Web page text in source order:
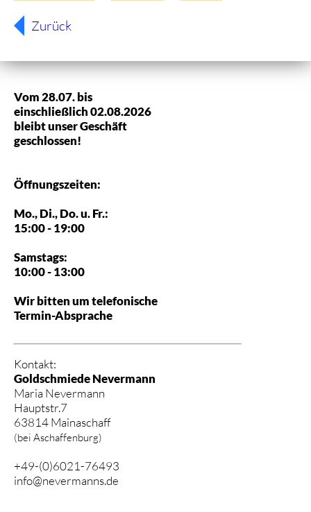
Zurück
Vom 28.07. bis
einschließlich 02.08.2026
bleibt unser Geschäft
geschlossen!
Öffnungszeiten:
Mo., Di., Do. u. Fr.:
15:00 - 19:00
Samstags:
10:00 - 13:00
Wir bitten um telefonische
Termin-Absprache
Kontakt:
Goldschmiede Nevermann
Maria Nevermann
Hauptstr.7
63814 Mainaschaff
(bei Aschaffenburg)
+49-(0)6021-76493
info@nevermanns.de